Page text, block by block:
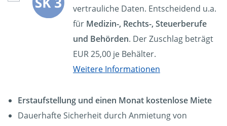
vertrauliche Daten. Entscheidend u.a.
für Medizin-, Rechts-, Steuerberufe
und Behörden. Der Zuschlag beträgt
EUR 25,00 je Behälter.
Weitere Informationen
Erstaufstellung und einen Monat kostenlose Miete
Dauerhafte Sicherheit durch Anmietung von